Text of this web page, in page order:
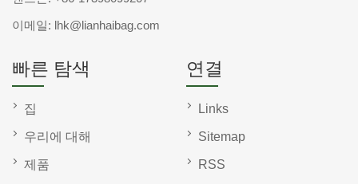
이메일: lhk@lianhaibag.com
빠른 탐색
집
우리에 대해
제품
연결
Links
Sitemap
RSS